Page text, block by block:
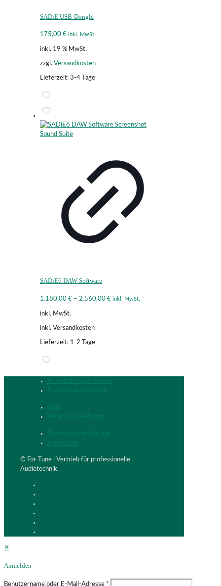
SADiE USB-Dongle
175,00 € inkl. MwSt.
inkl. 19 % MwSt.
zzgl. Versandkosten
Lieferzeit: 3-4 Tage
SADiE6 DAW Software
1.180,00 € – 2.560,00 € inkl. MwSt.
inkl. MwSt.
inkl. Versandkosten
Lieferzeit: 1-2 Tage
Newsletter abonnieren
Produktregistrierung
AGB
Widerrufsbelehrung
Datenschutzerklärung
Impressum
© For-Tune | Vertrieb für professionelle
Audiotechnik.
✕
Anmelden
Benutzername oder E-Mail-Adresse *